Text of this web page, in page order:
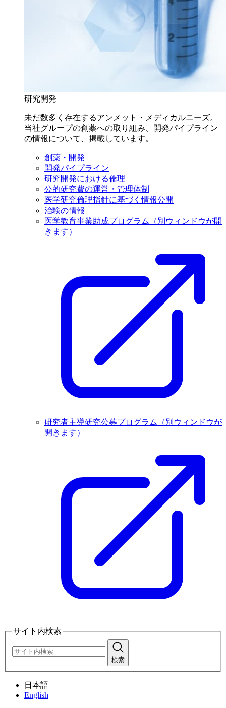
研究開発
未だ数多く存在するアンメット・メディカルニーズ。
当社グループの創薬への取り組み、開発パイプライン
の情報について、掲載しています。
創薬・開発
開発パイプライン
研究開発における倫理
公的研究費の運営・管理体制
医学研究倫理指針に基づく情報公開
治験の情報
医学教育事業助成プログラム
（別ウィンドウが開
きます）
研究者主導研究公募プログラム
（別ウィンドウが
開きます）
サイト内検索
検索
日本語
English